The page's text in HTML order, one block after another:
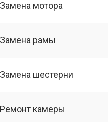
Замена мотора
Замена рамы
Замена шестерни
Ремонт камеры